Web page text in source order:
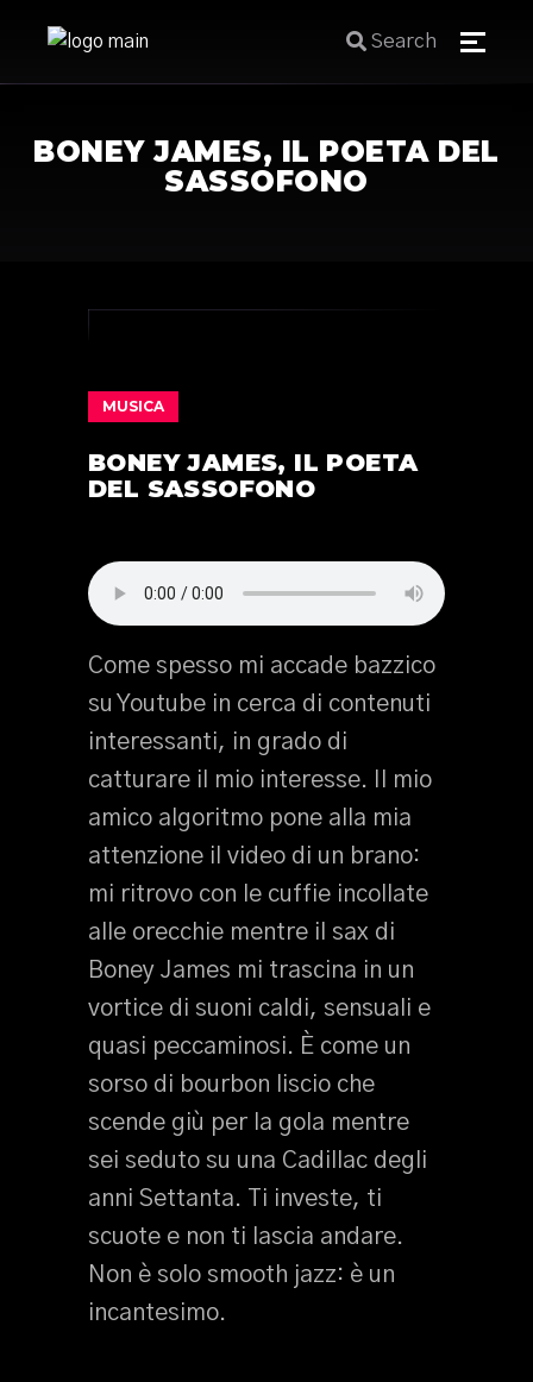
Search
BONEY JAMES, IL POETA DEL
SASSOFONO
MUSICA
BONEY JAMES, IL POETA
DEL SASSOFONO
Come spesso mi accade bazzico
su Youtube in cerca di contenuti
interessanti, in grado di
catturare il mio interesse. Il mio
amico algoritmo pone alla mia
attenzione il video di un brano:
mi ritrovo con le cuffie incollate
alle orecchie mentre il sax di
Boney James mi trascina in un
vortice di suoni caldi, sensuali e
quasi peccaminosi. È come un
sorso di bourbon liscio che
scende giù per la gola mentre
sei seduto su una Cadillac degli
anni Settanta. Ti investe, ti
scuote e non ti lascia andare.
Non è solo smooth jazz: è un
incantesimo.